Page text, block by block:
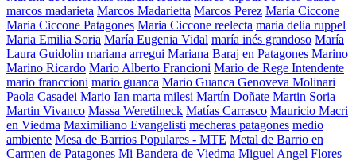
marcos madarieta Marcos Madarietta Marcos Perez María Ciccone
Maria Ciccone Patagones Maria Ciccone reelecta maria delia ruppel
Maria Emilia Soria María Eugenia Vidal maría inés grandoso María
Laura Guidolin mariana arregui Mariana Baraj en Patagones Marino
Marino Ricardo Mario Alberto Francioni Mario de Rege Intendente
mario franccioni mario guanca Mario Guanca Genoveva Molinari
Paola Casadei Mario Ian marta milesi Martín Doñate Martin Soria
Martin Vivanco Massa Weretilneck Matías Carrasco Mauricio Macri
en Viedma Maximiliano Evangelisti mecheras patagones medio
ambiente Mesa de Barrios Populares - MTE Metal de Barrio en
Carmen de Patagones Mi Bandera de Viedma Miguel Angel Flores